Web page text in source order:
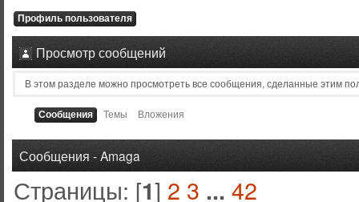
Профиль пользователя
Просмотр сообщений
В этом разделе можно просмотреть все сообщения, сделанные этим
Сообщения Темы Вложения
Сообщения - Amaga
Страницы: [1] 2 3 ...42